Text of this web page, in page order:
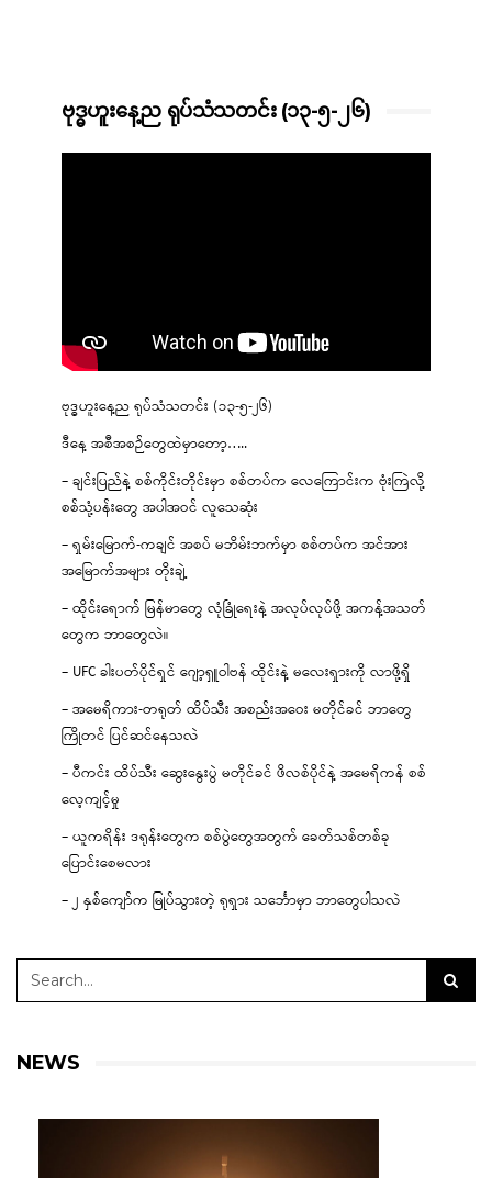
ဗုဒ္ဓဟူးနေ့ည ရုပ်သံသတင်း (၁၃-၅-၂၆)
ဗုဒ္ဓဟူးနေ့ည ရုပ်သံသတင်း (၁၃-၅-၂၆)
ဒီနေ့ အစီအစဉ်တွေထဲမှာတော့…..
– ချင်းပြည်နဲ့ စစ်ကိုင်းတိုင်းမှာ စစ်တပ်က လေကြောင်းက ဗုံးကြဲလို့
စစ်သုံ့ပန်းတွေ အပါအဝင် လူသေဆုံး
– ရှမ်းမြောက်-ကချင် အစပ် မဘိမ်းဘက်မှာ စစ်တပ်က အင်အား
အမြောက်အများ တိုးချဲ့
– ထိုင်းရောက် မြန်မာတွေ လုံခြုံရေးနဲ့ အလုပ်လုပ်ဖို့ အကန့်အသတ်
တွေက ဘာတွေလဲ။
– UFC ခါးပတ်ပိုင်ရှင် ဂျော့ရှူဝါဗန် ထိုင်းနဲ့ မလေးရှားကို လာဖို့ရှိ
– အမေရိကား-တရုတ် ထိပ်သီး အစည်းအဝေး မတိုင်ခင် ဘာတွေ
ကြိုတင် ပြင်ဆင်နေသလဲ
– ပီကင်း ထိပ်သီး ဆွေးနွေးပွဲ မတိုင်ခင် ဖိလစ်ပိုင်နဲ့ အမေရိကန် စစ်
လေ့ကျင့်မှု
– ယူကရိန်း ဒရုန်းတွေက စစ်ပွဲတွေအတွက် ခေတ်သစ်တစ်ခု
ပြောင်းစေမလား
– ၂ နှစ်ကျော်က မြုပ်သွားတဲ့ ရုရှား သင်္ဘောမှာ ဘာတွေပါသလဲ
NEWS